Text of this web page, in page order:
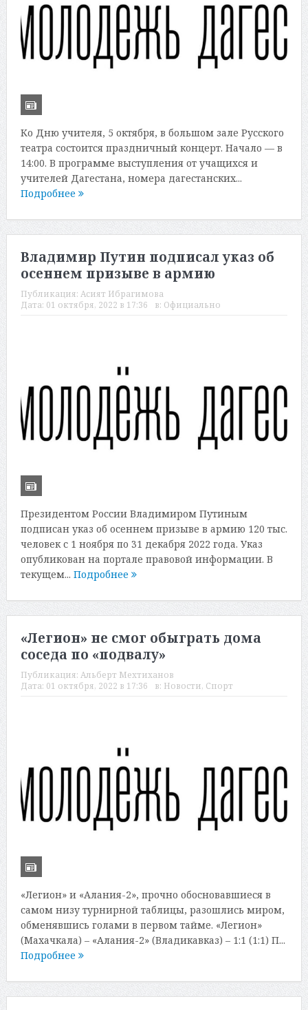
Ко Дню учителя, 5 октября, в большом зале Русского
театра состоится праздничный концерт. Начало — в
14:00. В программе выступления от учащихся и
учителей Дагестана, номера дагестанских...
Подробнее
Владимир Путин подписал указ об
осеннем призыве в армию
Публикация: Асият Ибрагимова
Дата: 01 октября, 2022 в 17:36 в: Официально
Президентом России Владимиром Путиным
подписан указ об осеннем призыве в армию 120 тыс.
человек с 1 ноября по 31 декабря 2022 года. Указ
опубликован на портале правовой информации. В
текущем... Подробнее
«Легион» не смог обыграть дома
соседа по «подвалу»
Публикация: Альберт Мехтиханов
Дата: 01 октября, 2022 в 17:36 в: Новости, Спорт
«Легион» и «Алания-2», прочно обосновавшиеся в
самом низу турнирной таблицы, разошлись миром,
обменявшись голами в первом тайме. «Легион»
(Махачкала) – «Алания-2» (Владикавказ) – 1:1 (1:1) П...
Подробнее